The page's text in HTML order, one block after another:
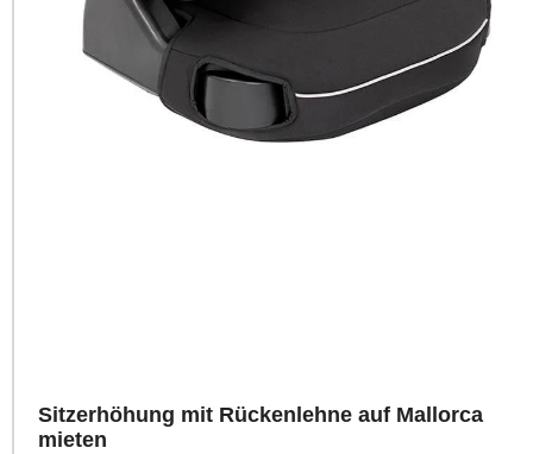
Sitzerhöhung mit Rückenlehne auf Mallorca
mieten